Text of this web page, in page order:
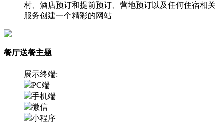
村、酒店预订和提前预订、营地预订以及任何住宿相关
服务创建一个精彩的网站
餐厅送餐主题
展示终端:
PC端
手机端
微信
小程序